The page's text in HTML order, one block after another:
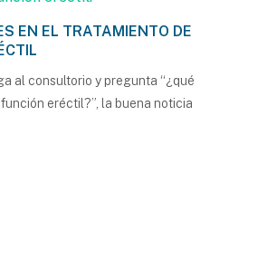
EN EL TRATAMIENTO DE
al consultorio y pregunta “¿qué
eréctil?”, la buena noticia